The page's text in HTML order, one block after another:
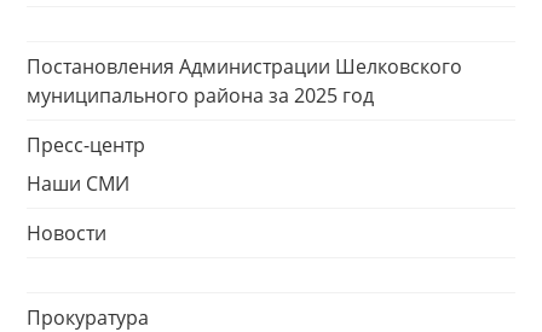
Постановления Администрации Шелковского
муниципального района за 2025 год
Пресс-центр
Наши СМИ
Новости
Прокуратура